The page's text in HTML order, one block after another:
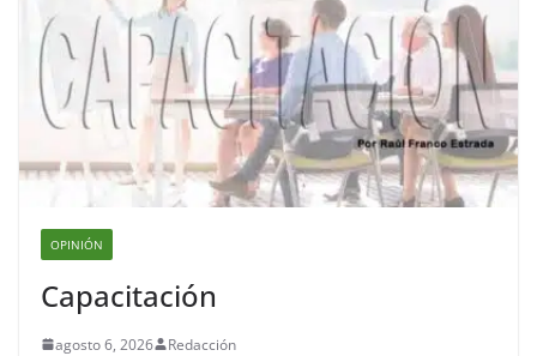
OPINIÓN
Capacitación
agosto 6, 2026 Redacción